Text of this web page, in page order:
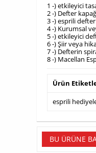
1 -) etkileyici
2 -) Defter
3 -) esprili
4 -) Kurumsal
5 -) etkileyici
6 -) Şiir veya
7 -) Defterin
8 -) Macellan
Ürün
esprili
BU ÜRÜNE